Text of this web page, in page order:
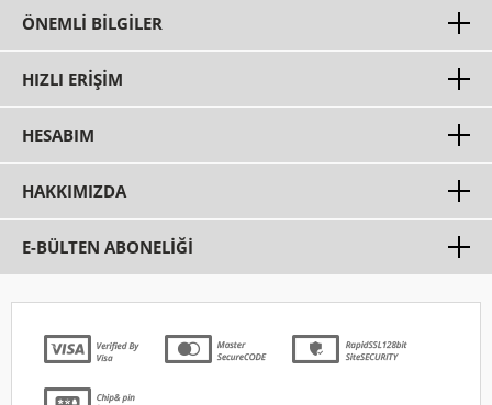
ÖNEMLI BILGILER
HIZLI ERIŞIM
HESABIM
HAKKIMIZDA
E-BÜLTEN ABONELİĞİ